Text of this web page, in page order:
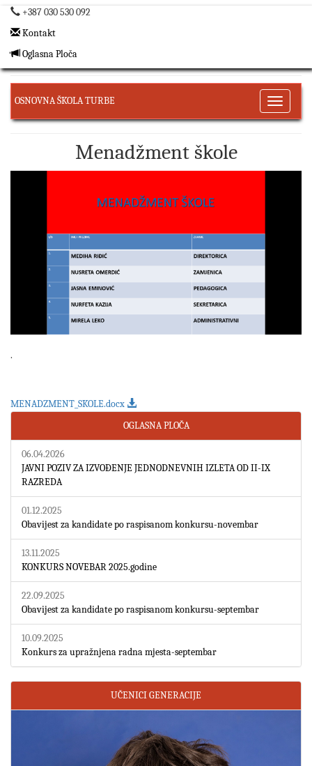
+387 030 530 092
Kontakt
Oglasna Ploča
Toggle
OSNOVNA ŠKOLA TURBE
Menadžment škole
.
MENADZMENT_SKOLE.docx
OGLASNA PLOČA
06.04.2026
JAVNI POZIV ZA IZVOĐENJE JEDNODNEVNIH IZLETA OD II-IX
RAZREDA
01.12.2025
Obavijest za kandidate po raspisanom konkursu-novembar
13.11.2025
KONKURS NOVEBAR 2025.godine
22.09.2025
Obavijest za kandidate po raspisanom konkursu-septembar
10.09.2025
Konkurs za upražnjena radna mjesta-septembar
UČENICI GENERACIJE